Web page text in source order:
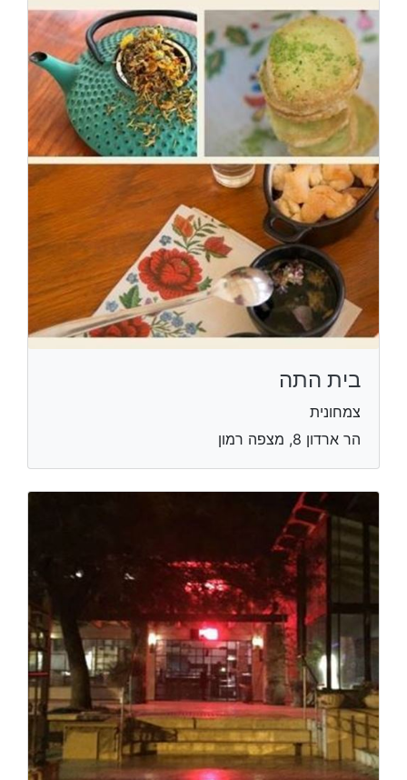
בית התה
צמחונית
הר ארדון 8, מצפה רמון